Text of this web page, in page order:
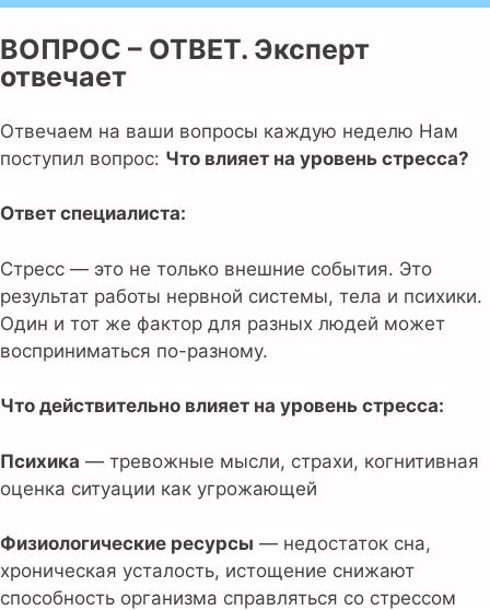
ВОПРОС – ОТВЕТ. Эксперт
отвечает
Отвечаем на ваши вопросы каждую неделю Нам
поступил вопрос: Что влияет на уровень стресса?
Ответ специалиста:
Стресс — это не только внешние события. Это
результат работы нервной системы, тела и психики.
Один и тот же фактор для разных людей может
восприниматься по-разному.
Что действительно влияет на уровень стресса:
Психика — тревожные мысли, страхи, когнитивная
оценка ситуации как угрожающей
Физиологические ресурсы — недостаток сна,
хроническая усталость, истощение снижают
способность организма справляться со стрессом